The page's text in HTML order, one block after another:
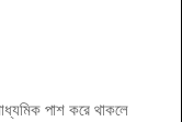
পাশ করে থাকলে